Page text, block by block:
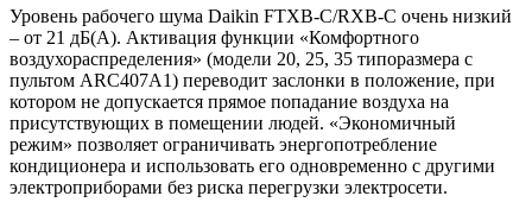
Уровень рабочего шума Daikin FTXB-C/RXB-C очень низкий
– от 21 дБ(А). Активация функции «Комфортного
воздухораспределения» (модели 20, 25, 35 типоразмера с
пультом ARC407A1) переводит заслонки в положение, при
котором не допускается прямое попадание воздуха на
присутствующих в помещении людей. «Экономичный
режим» позволяет ограничивать энергопотребление
кондиционера и использовать его одновременно с другими
электроприборами без риска перегрузки электросети.